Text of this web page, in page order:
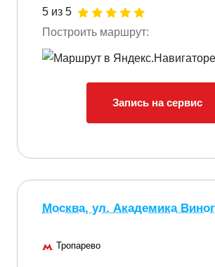
5 из 5
Построить маршрут:
Запись на сервис
Москва, ул. Академика
Тропарево